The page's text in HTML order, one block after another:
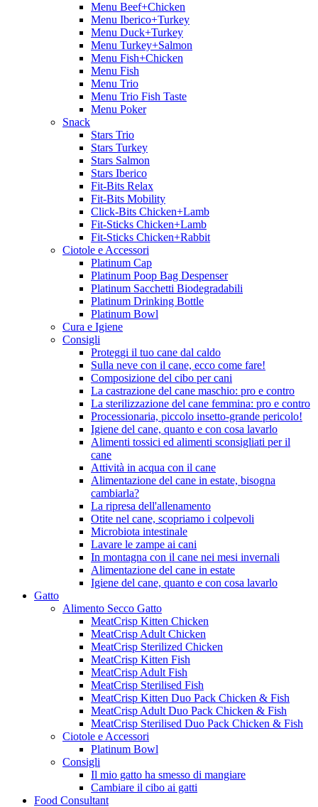
Menu Beef+Chicken
Menu Iberico+Turkey
Menu Duck+Turkey
Menu Turkey+Salmon
Menu Fish+Chicken
Menu Fish
Menu Trio
Menu Trio Fish Taste
Menu Poker
Snack
Stars Trio
Stars Turkey
Stars Salmon
Stars Iberico
Fit-Bits Relax
Fit-Bits Mobility
Click-Bits Chicken+Lamb
Fit-Sticks Chicken+Lamb
Fit-Sticks Chicken+Rabbit
Ciotole e Accessori
Platinum Cap
Platinum Poop Bag Despenser
Platinum Sacchetti Biodegradabili
Platinum Drinking Bottle
Platinum Bowl
Cura e Igiene
Consigli
Proteggi il tuo cane dal caldo
Sulla neve con il cane, ecco come fare!
Composizione del cibo per cani
La castrazione del cane maschio: pro e contro
La sterilizzazione del cane femmina: pro e contro
Processionaria, piccolo insetto-grande pericolo!
Igiene del cane, quanto e con cosa lavarlo
Alimenti tossici ed alimenti sconsigliati per il
cane
Attività in acqua con il cane
Alimentazione del cane in estate, bisogna
cambiarla?
La ripresa dell'allenamento
Otite nel cane, scopriamo i colpevoli
Microbiota intestinale
Lavare le zampe ai cani
In montagna con il cane nei mesi invernali
Alimentazione del cane in estate
Igiene del cane, quanto e con cosa lavarlo
Gatto
Alimento Secco Gatto
MeatCrisp Kitten Chicken
MeatCrisp Adult Chicken
MeatCrisp Sterilized Chicken
MeatCrisp Kitten Fish
MeatCrisp Adult Fish
MeatCrisp Sterilised Fish
MeatCrisp Kitten Duo Pack Chicken & Fish
MeatCrisp Adult Duo Pack Chicken & Fish
MeatCrisp Sterilised Duo Pack Chicken & Fish
Ciotole e Accessori
Platinum Bowl
Consigli
Il mio gatto ha smesso di mangiare
Cambiare il cibo ai gatti
Food Consultant